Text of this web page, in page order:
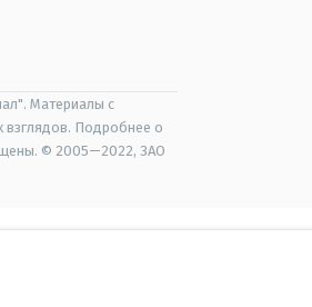
Материалы с
взглядов. Подробнее о
© 2005—2022, ЗАО